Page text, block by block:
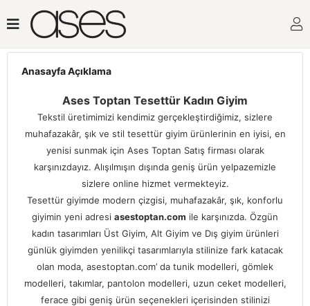
Anasayfa Açıklama
Ases Toptan Tesettür Kadın Giyim
Tekstil üretimimizi kendimiz gerçekleştirdiğimiz, sizlere
muhafazakâr, şık ve stil tesettür giyim ürünlerinin en iyisi, en
yenisi sunmak için Ases Toptan Satış firması olarak
karşınızdayız. Alışılmışın dışında geniş ürün yelpazemizle
sizlere online hizmet vermekteyiz.
Tesettür giyimde modern çizgisi, muhafazakâr, şık, konforlu
giyimin yeni adresi asestoptan.com ile karşınızda. Özgün
kadın tasarımları Üst Giyim, Alt Giyim ve Dış giyim ürünleri
günlük giyimden yenilikçi tasarımlarıyla stilinize fark katacak
olan moda, asestoptan.com’ da tunik modelleri, gömlek
modelleri, takımlar, pantolon modelleri, uzun ceket modelleri,
ferace gibi geniş ürün seçenekleri içerisinden stilinizi